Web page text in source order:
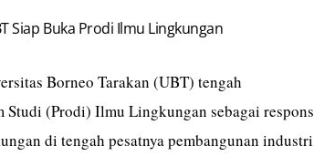
Siap Buka Prodi Ilmu Lingkungan
Borneo Tarakan (UBT) tengah
Studi (Prodi) Ilmu Lingkungan sebagai respons
di tengah pesatnya pembangunan industri